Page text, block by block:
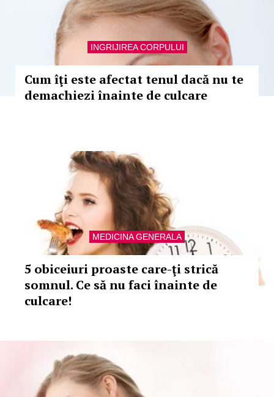
INGRIJIREA CORPULUI
Cum îţi este afectat tenul dacă nu te
demachiezi înainte de culcare
MEDICINA GENERALA
5 obiceiuri proaste care-ţi strică
somnul. Ce să nu faci înainte de
culcare!